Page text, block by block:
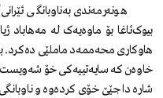
هونەرمەندی بەناوبانگی
بیوک‌ئاغا بۆ ماوەیەک لە مەهاباد
هاوکاری محەممەد ماملێی دەکرد.
خاوەن کەسایەتییەکی خۆشەویست
شارە دا جێێ خۆی کردەوە و